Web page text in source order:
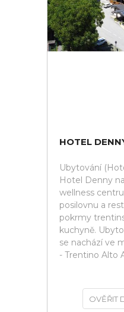
HOTEL
Ubytování
Hotel Denny
wellness
posilovnu a
pokrmy
kuchyně.
se nachází ve
- Trentino Alto
OVĚŘIT